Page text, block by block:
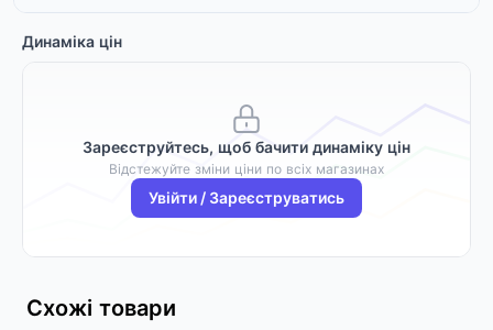
Динаміка цін
Зареєструйтесь, щоб бачити динаміку цін
Відстежуйте зміни ціни по всіх магазинах
Увійти / Зареєструватись
Схожі товари